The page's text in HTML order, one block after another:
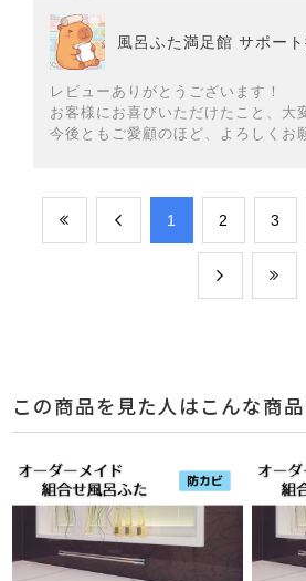
風呂ふた満足館 サポート
レビューありがとうございます！
お客様にお喜びいただけたこと、大
今後ともご愛顧のほど、よろしくお
​1 ​2 ​3
この商品を見た人はこんな商